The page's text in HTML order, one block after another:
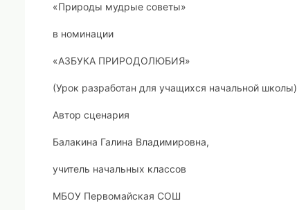
«Природы мудрые советы»
в номинации
«АЗБУКА ПРИРОДОЛЮБИЯ»
(Урок разработан для учащихся начальной школы)
Автор сценария
Балакина Галина Владимировна,
учитель начальных классов
МБОУ Первомайская СОШ